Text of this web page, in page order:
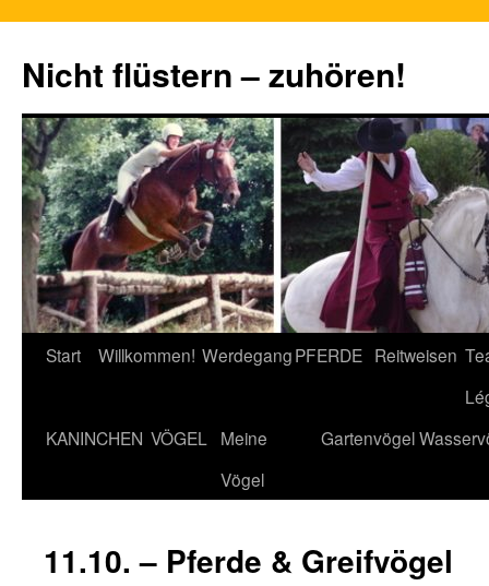
Nicht flüstern – zuhören!
Zum
springen
Start Willkommen! WerdegangPFERDE Reitweisen
KANINCHEN VÖGEL
Meine
Vögel
Gartenvögel
11.10. – Pferde & Greifvögel